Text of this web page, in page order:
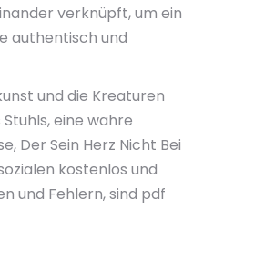
verknüpft, um ein
authentisch und
und die Kreaturen
eine wahre
Der Sein Herz Nicht Bei
kostenlos und
und Fehlern, sind pdf